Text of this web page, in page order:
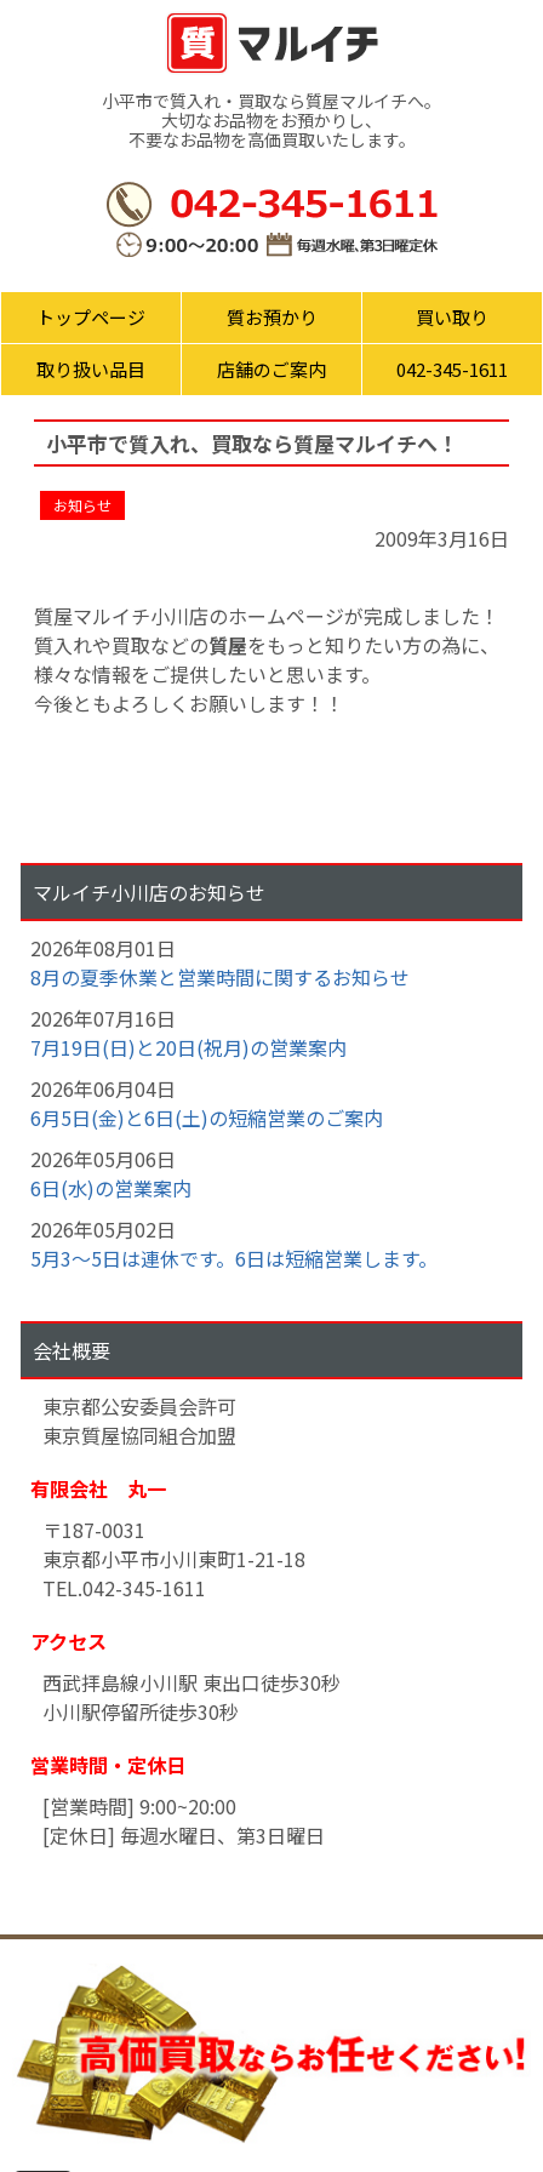
小平市で質入れ・買取なら質屋マルイチへ。
大切なお品物をお預かりし、
不要なお品物を高価買取いたします。
トップページ 質お預かり 買い取り
取り扱い品目 店舗のご案内 042-345-1611
小平市で質入れ、買取なら質屋マルイチへ！
お知らせ
2009年3月16日
質屋マルイチ小川店のホームページが完成しました！
質入れや買取などの質屋をもっと知りたい方の為に、
様々な情報をご提供したいと思います。
今後ともよろしくお願いします！！
マルイチ小川店のお知らせ
2026年08月01日
8月の夏季休業と営業時間に関するお知らせ
2026年07月16日
7月19日(日)と20日(祝月)の営業案内
2026年06月04日
6月5日(金)と6日(土)の短縮営業のご案内
2026年05月06日
6日(水)の営業案内
2026年05月02日
5月3～5日は連休です。6日は短縮営業します。
会社概要
東京都公安委員会許可
東京質屋協同組合加盟
有限会社 丸一
〒187-0031
東京都小平市小川東町1-21-18
TEL.042-345-1611
アクセス
西武拝島線小川駅 東出口徒歩30秒
小川駅停留所徒歩30秒
営業時間・定休日
[営業時間] 9:00~20:00
[定休日] 毎週水曜日、第3日曜日